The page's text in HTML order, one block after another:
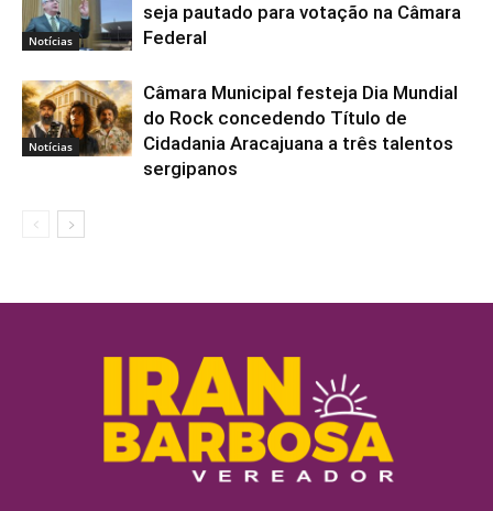
Notícias
seja pautado para votação na Câmara
Federal
Notícias
Câmara Municipal festeja Dia Mundial
do Rock concedendo Título de
Cidadania Aracajuana a três talentos
sergipanos